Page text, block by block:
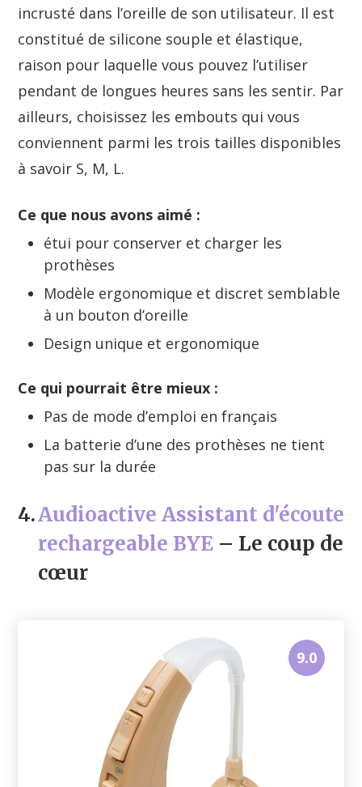
incrusté dans l’oreille de son utilisateur. Il est
constitué de silicone souple et élastique,
raison pour laquelle vous pouvez l’utiliser
pendant de longues heures sans les sentir. Par
ailleurs, choisissez les embouts qui vous
conviennent parmi les trois tailles disponibles
à savoir S, M, L.
Ce que nous avons aimé :
étui pour conserver et charger les
prothèses
Modèle ergonomique et discret semblable
à un bouton d’oreille
Design unique et ergonomique
Ce qui pourrait être mieux :
Pas de mode d’emploi en français
La batterie d’une des prothèses ne tient
pas sur la durée
4.Audioactive Assistant d'écoute
rechargeable BYE – Le coup de
cœur
9.0